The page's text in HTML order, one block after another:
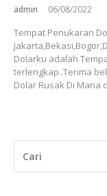
admin 06/08/2022
Tempat Penukaran
Dolarku adalah
terlengkap..Terima
Dolar Rusak Di Mana
UNTUK: